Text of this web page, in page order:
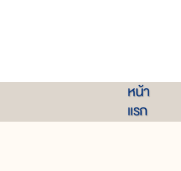
หน้า
แรก